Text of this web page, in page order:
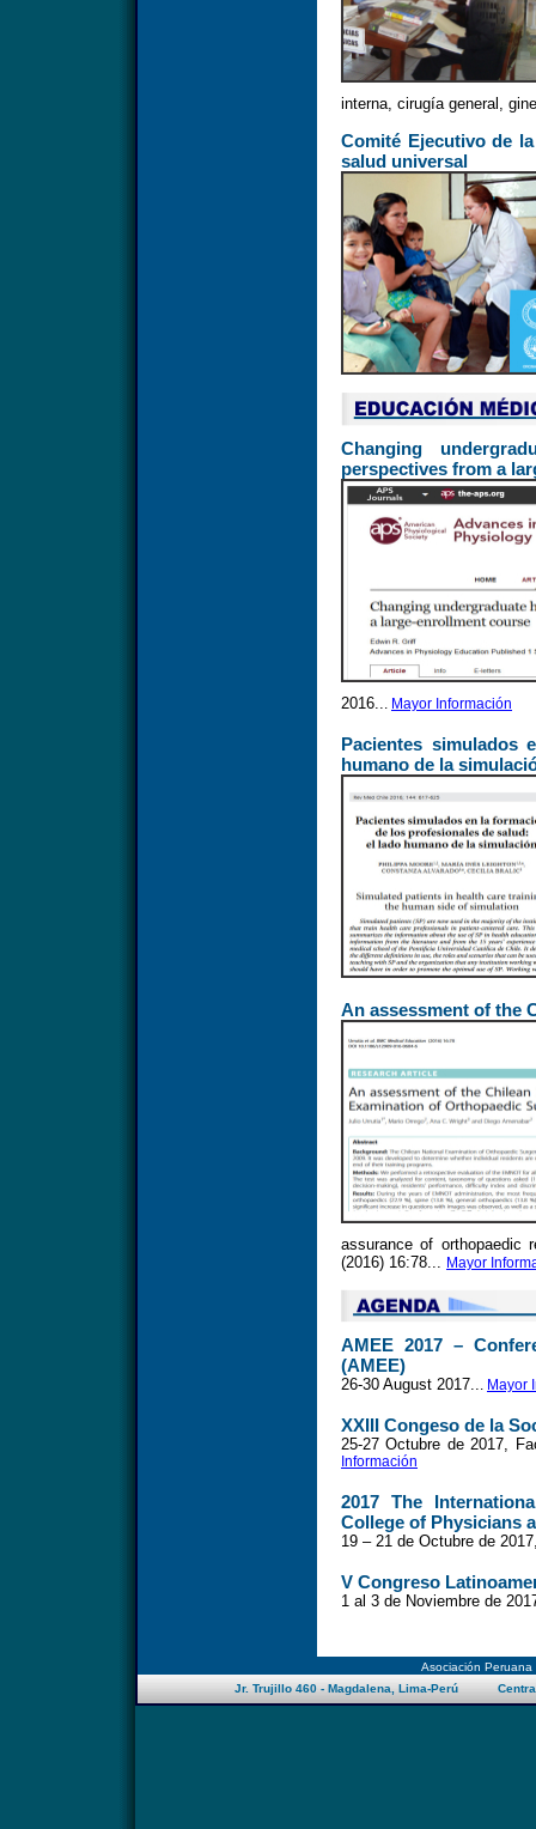
interna, cirugía general,
Comité Ejecutivo de
salud universal
Changing
perspectives from a
2016... Mayor Información
Pacientes simulados
humano de la
An assessment of the
assurance of orthopaedic
(2016) 16:78... Mayor
AMEE 2017 –
(AMEE)
26-30 August 2017... Mayor
XXIII Congeso de la
25-27 Octubre de 2017,
Información
2017 The
College of Physicians
19 – 21 de Octubre de
V Congreso
1 al 3 de Noviembre de
Asociación Peruana
Jr. Trujillo 460 - Magdalena, Lima-Perú